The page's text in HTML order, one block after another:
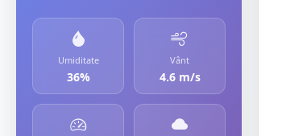
Umiditate
36%
Vânt
4.6 m/s